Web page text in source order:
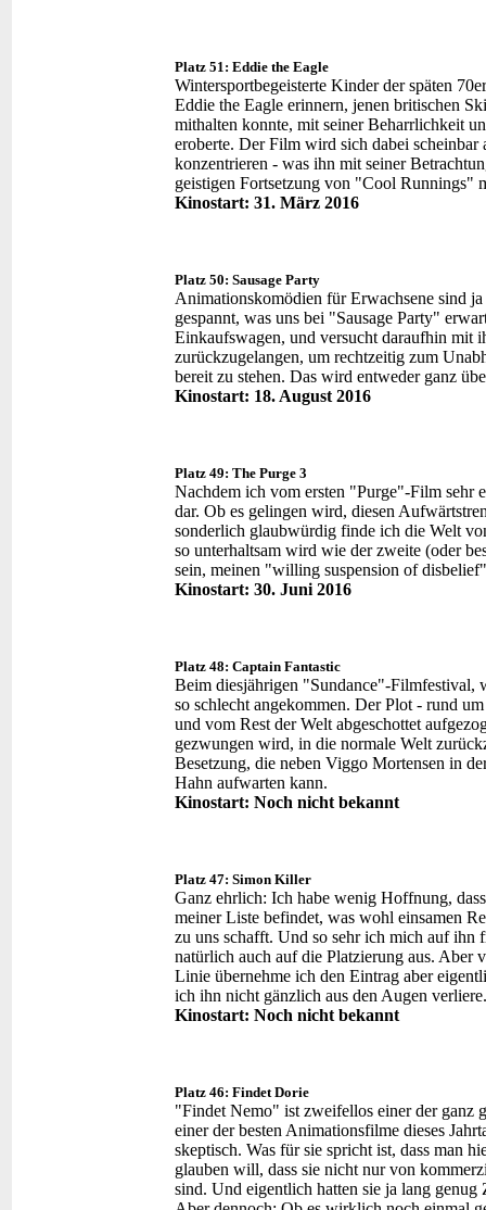
Platz 51: Eddie the Eagle
Wintersportbegeisterte Kinder der späten
Eddie the Eagle erinnern, jenen britischen
mithalten konnte, mit seiner Beharrlichkeit
eroberte. Der Film wird sich dabei
konzentrieren - was ihn mit seiner
geistigen Fortsetzung von "Cool Runnings"
Kinostart: 31. März 2016
Platz 50: Sausage Party
Animationskomödien für Erwachsene sind
gespannt, was uns bei "Sausage Party"
Einkaufswagen, und versucht daraufhin mit
zurückzugelangen, um rechtzeitig zum
bereit zu stehen. Das wird entweder ganz
Kinostart: 18. August 2016
Platz 49: The Purge 3
Nachdem ich vom ersten "Purge"-Film sehr
dar. Ob es gelingen wird, diesen
sonderlich glaubwürdig finde ich die Welt
so unterhaltsam wird wie der zweite (oder
sein, meinen "willing suspension of
Kinostart: 30. Juni 2016
Platz 48: Captain Fantastic
Beim diesjährigen "Sundance"-Filmfestival,
so schlecht angekommen. Der Plot - rund
und vom Rest der Welt abgeschottet
gezwungen wird, in die normale Welt
Besetzung, die neben Viggo Mortensen in
Hahn aufwarten kann.
Kinostart: Noch nicht bekannt
Platz 47: Simon Killer
Ganz ehrlich: Ich habe wenig Hoffnung,
meiner Liste befindet, was wohl einsamen
zu uns schafft. Und so sehr ich mich auf ihn
natürlich auch auf die Platzierung aus. Aber
Linie übernehme ich den Eintrag aber
ich ihn nicht gänzlich aus den Augen verliere.
Kinostart: Noch nicht bekannt
Platz 46: Findet Dorie
"Findet Nemo" ist zweifellos einer der ganz
einer der besten Animationsfilme dieses
skeptisch. Was für sie spricht ist, dass man
glauben will, dass sie nicht nur von
sind. Und eigentlich hatten sie ja lang